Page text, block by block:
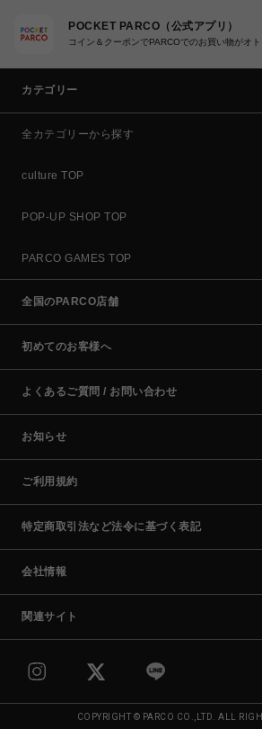
POCKET PARCO（公式アプリ）
コイン＆クーポンでPARCOでのお買い物がオト
カテゴリー
全カテゴリーから探す
culture TOP
POP-UP SHOP TOP
PARCO GAMES TOP
全国のPARCO店舗
初めてのお客様へ
よくあるご質問 / お問い合わせ
お知らせ
ご利用規約
特定商取引法など法令に基づく表記
会社情報
関連サイト
COPYRIGHT © PARCO CO.,LTD. ALL